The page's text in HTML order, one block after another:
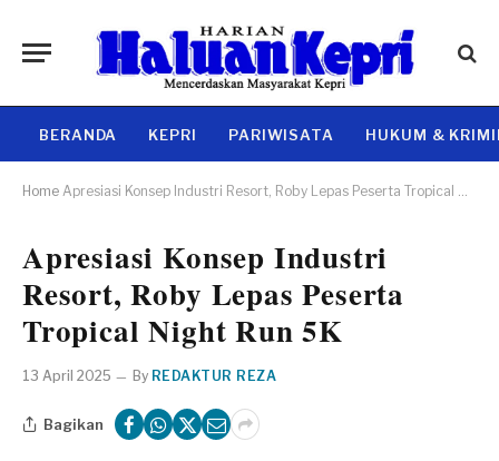
BERANDA KEPRI PARIWISATA HUKUM &
Home Apresiasi Konsep Industri Resort, Roby Lepas Peserta Tropical Night Run 5K
Apresiasi Konsep Industri
Resort, Roby Lepas Peserta
Tropical Night Run 5K
13 April 2025 By REDAKTUR REZA
Bagikan